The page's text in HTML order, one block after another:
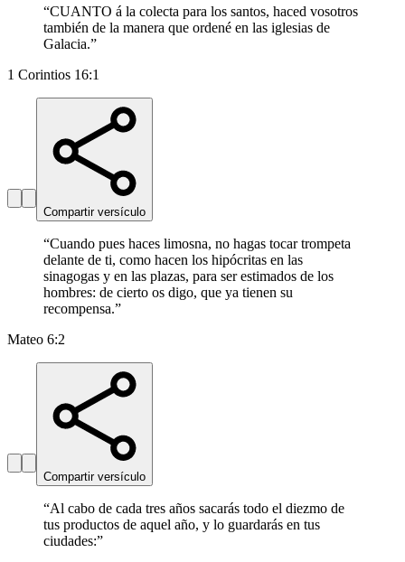
“CUANTO á la colecta para los santos, haced vosotros
también de la manera que ordené en las iglesias de
Galacia.”
1 Corintios 16:1
Compartir versículo
“Cuando pues haces limosna, no hagas tocar trompeta
delante de ti, como hacen los hipócritas en las
sinagogas y en las plazas, para ser estimados de los
hombres: de cierto os digo, que ya tienen su
recompensa.”
Mateo 6:2
Compartir versículo
“Al cabo de cada tres años sacarás todo el diezmo de
tus productos de aquel año, y lo guardarás en tus
ciudades:”